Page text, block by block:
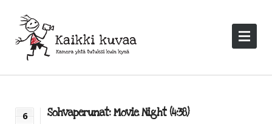
6 Sohvaperunat: Movie Night (4:38)